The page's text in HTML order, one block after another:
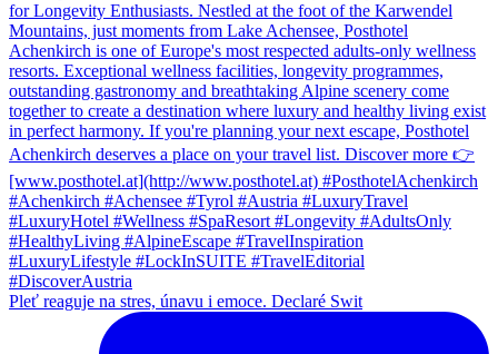
Pleť reaguje na stres, únavu i emoce. Declaré Swit